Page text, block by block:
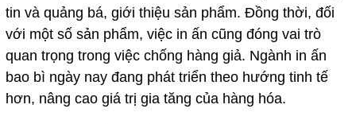
tin và quảng bá, giới thiệu sản phẩm. Đồng thời, đối
với một số sản phẩm, việc in ấn cũng đóng vai trò
quan trọng trong việc chống hàng giả. Ngành in ấn
bao bì ngày nay đang phát triển theo hướng tinh tế
hơn, nâng cao giá trị gia tăng của hàng hóa.